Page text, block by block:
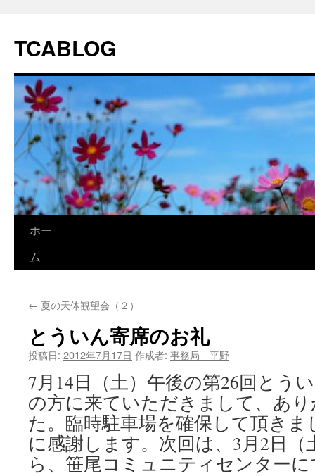
TCABLOG
ン
へ
ッ
ホー
ム
← 夏の天体観望会（２）
とういん寄席のお礼
投稿日: 2012年7月17日 作成者: 事務局 平野
7月14日（土）午後の第26回とう
の方に来ていただきまして、あ
た。臨時駐車場を確保して頂き
に感謝します。次回は、3月2日（
ら、笹尾コミュニティセンター